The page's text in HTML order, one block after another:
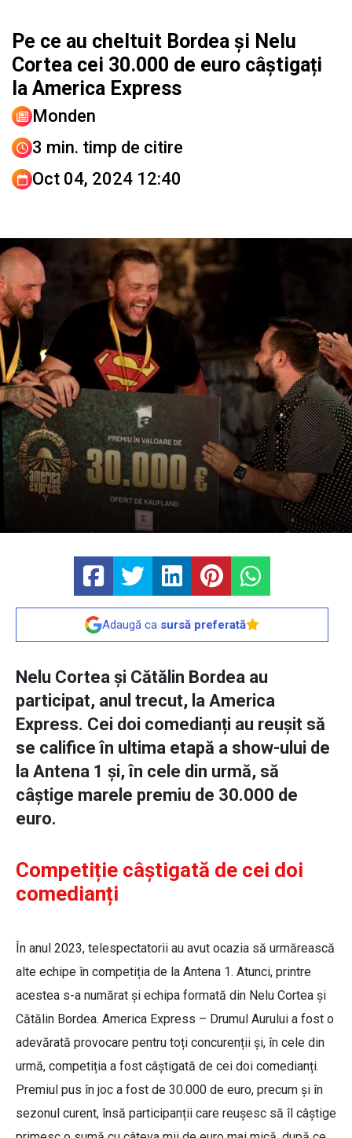
Pe ce au cheltuit Bordea și Nelu
Cortea cei 30.000 de euro câștigați
la America Express
Monden
3 min. timp de citire
Oct 04, 2024 12:40
Adaugă ca sursă preferată
Nelu Cortea și Cătălin Bordea au
participat, anul trecut, la America
Express. Cei doi comedianți au reușit să
se califice în ultima etapă a show-ului de
la Antena 1 și, în cele din urmă, să
câștige marele premiu de 30.000 de
euro.
Competiție câștigată de cei doi
comedianți
În anul 2023, telespectatorii au avut ocazia să urmărească
alte echipe în competiția de la Antena 1. Atunci, printre
acestea s-a numărat și echipa formată din Nelu Cortea și
Cătălin Bordea. America Express – Drumul Aurului a fost o
adevărată provocare pentru toți concurenții și, în cele din
urmă, competiția a fost câștigată de cei doi comedianți.
Premiul pus în joc a fost de 30.000 de euro, precum și în
sezonul curent, însă participanții care reușesc să îl câștige